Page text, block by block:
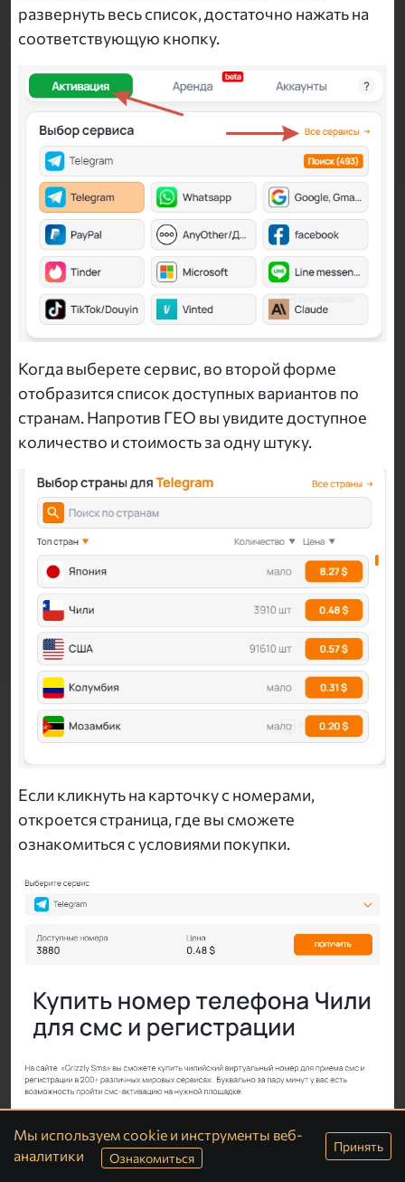
развернуть весь список, достаточно нажать на
соответствующую кнопку.
Когда выберете сервис, во второй форме
отобразится список доступных вариантов по
странам. Напротив ГЕО вы увидите доступное
количество и стоимость за одну штуку.
Если кликнуть на карточку с номерами,
откроется страница, где вы сможете
ознакомиться с условиями покупки.
Мы используем cookie и инструменты веб-
аналитики
Ознакомиться
Принять